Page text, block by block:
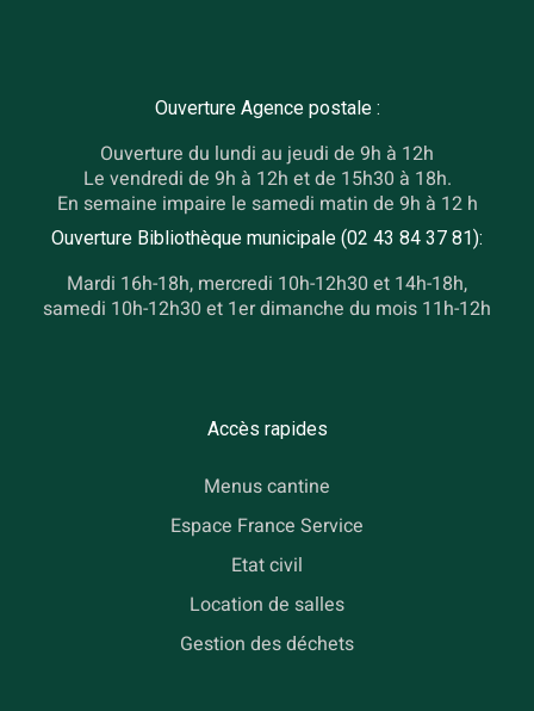
Ouverture Agence postale :
Ouverture du lundi au jeudi de 9h à 12h
Le vendredi de 9h à 12h et de 15h30 à 18h.
En semaine impaire le samedi matin de 9h à 12 h
Ouverture Bibliothèque municipale (02 43 84 37 81):
Mardi 16h-18h, mercredi 10h-12h30 et 14h-18h,
samedi 10h-12h30 et 1er dimanche du mois 11h-12h
Accès rapides
Menus cantine
Espace France Service
Etat civil
Location de salles
Gestion des déchets